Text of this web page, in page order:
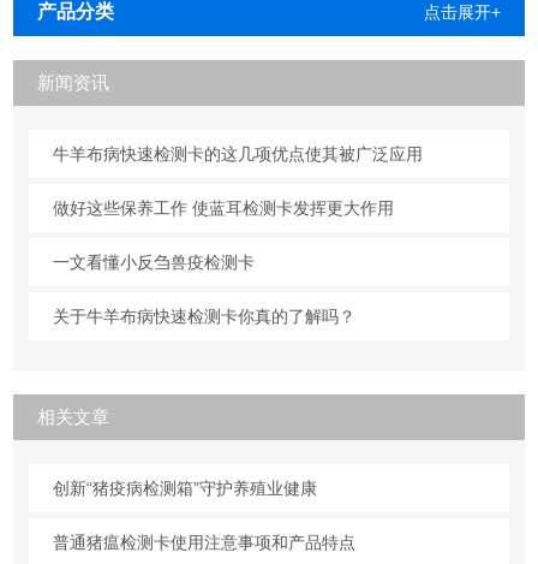
产品分类 点击展开+
新闻资讯
牛羊布病快速检测卡的这几项优点使其被广泛应用
做好这些保养工作 使蓝耳检测卡发挥更大作用
一文看懂小反刍兽疫检测卡
关于牛羊布病快速检测卡你真的了解吗？
相关文章
创新“猪疫病检测箱”守护养殖业健康
普通猪瘟检测卡使用注意事项和产品特点